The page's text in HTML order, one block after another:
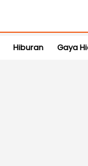
Hiburan Gaya